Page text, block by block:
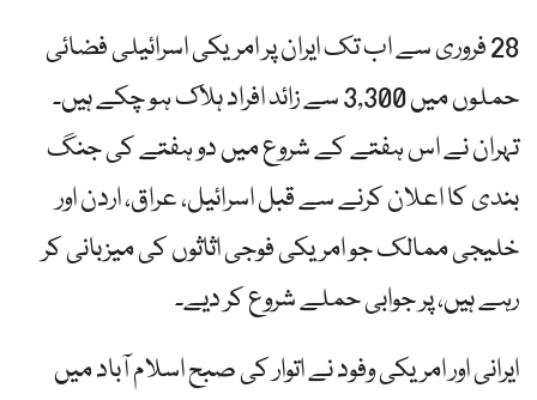
28 فروری سے اب تک ایران پر امریکی اسرائیلی فضائی
حملوں میں 3,300 سے زائد افراد ہلاک ہو چکے ہیں۔
تہران نے اس ہفتے کے شروع میں دو ہفتے کی جنگ
بندی کا اعلان کرنے سے قبل اسرائیل، عراق، اردن اور
خلیجی ممالک جو امریکی فوجی اثاثوں کی میزبانی کر
رہے ہیں، پر جوابی حملے شروع کر دیے۔
ایرانی اور امریکی وفود نے اتوار کی صبح اسلام آباد میں